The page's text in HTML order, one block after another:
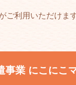
ご利用いただけま
事業 にこにこ